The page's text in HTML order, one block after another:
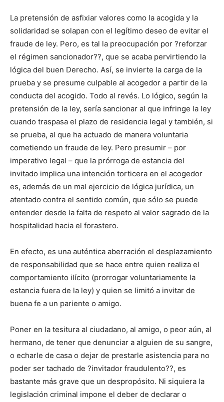
La pretensión de asfixiar valores como la acogida y la
solidaridad se solapan con el legítimo deseo de evitar el
fraude de ley. Pero, es tal la preocupación por ?reforzar
el régimen sancionador??, que se acaba pervirtiendo la
lógica del buen Derecho. Así, se invierte la carga de la
prueba y se presume culpable al acogedor a partir de la
conducta del acogido. Todo al revés. Lo lógico, según la
pretensión de la ley, sería sancionar al que infringe la ley
cuando traspasa el plazo de residencia legal y también, si
se prueba, al que ha actuado de manera voluntaria
cometiendo un fraude de ley. Pero presumir – por
imperativo legal – que la prórroga de estancia del
invitado implica una intención torticera en el acogedor
es, además de un mal ejercicio de lógica jurídica, un
atentado contra el sentido común, que sólo se puede
entender desde la falta de respeto al valor sagrado de la
hospitalidad hacia el forastero.
En efecto, es una auténtica aberración el desplazamiento
de responsabilidad que se hace entre quien realiza el
comportamiento ilícito (prorrogar voluntariamente la
estancia fuera de la ley) y quien se limitó a invitar de
buena fe a un pariente o amigo.
Poner en la tesitura al ciudadano, al amigo, o peor aún, al
hermano, de tener que denunciar a alguien de su sangre,
o echarle de casa o dejar de prestarle asistencia para no
poder ser tachado de ?invitador fraudulento??, es
bastante más grave que un despropósito. Ni siquiera la
legislación criminal impone el deber de declarar o